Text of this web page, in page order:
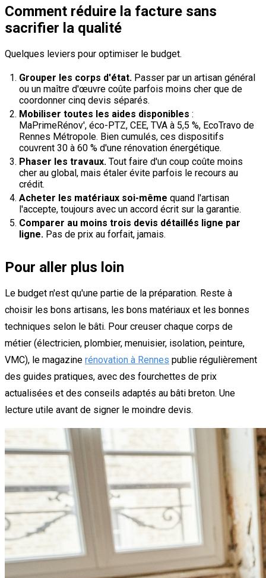
Comment réduire la facture sans
sacrifier la qualité
Quelques leviers pour optimiser le budget.
Grouper les corps d'état. Passer par un artisan général
ou un maître d'œuvre coûte parfois moins cher que de
coordonner cinq devis séparés.
Mobiliser toutes les aides disponibles :
MaPrimeRénov', éco-PTZ, CEE, TVA à 5,5 %, EcoTravo de
Rennes Métropole. Bien cumulés, ces dispositifs
couvrent 30 à 60 % d'une rénovation énergétique.
Phaser les travaux. Tout faire d'un coup coûte moins
cher au global, mais étaler évite parfois le recours au
crédit.
Acheter les matériaux soi-même quand l'artisan
l'accepte, toujours avec un accord écrit sur la garantie.
Comparer au moins trois devis détaillés ligne par
ligne. Pas de prix au forfait, jamais.
Pour aller plus loin
Le budget n'est qu'une partie de la préparation. Reste à
choisir les bons artisans, les bons matériaux et les bonnes
techniques selon le bâti. Pour creuser chaque corps de
métier (électricien, plombier, menuisier, isolation, peinture,
VMC), le magazine rénovation à Rennes publie régulièrement
des guides pratiques, avec des fourchettes de prix
actualisées et des conseils adaptés au bâti breton. Une
lecture utile avant de signer le moindre devis.